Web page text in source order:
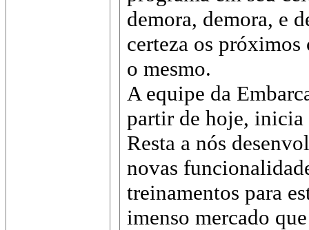
demora, demora, e
certeza os próximos
o mesmo.
A equipe da
partir de hoje, inicia
Resta a nós
novas
treinamentos para
imenso mercado